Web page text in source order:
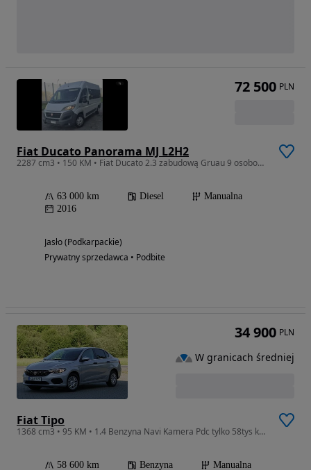
Fiat Ducato Panorama MJ L2H2
2287 cm3 • 150 KM • Fiat Ducato 2.3 zabudową Gruau 9 osobowy winda fot. obrotowy
63 000 km Diesel
Manualna
2016
Jasło (Podkarpackie)
Prywatny sprzedawca • Podbite
72 500 PLN
Fiat Tipo
1368 cm3 • 95 KM • 1.4 Benzyna Navi Kamera Pdc tylko 58tys km Stan Idealny
58 600 km Benzyna
Manualna
34 900 PLN
W granicach średniej